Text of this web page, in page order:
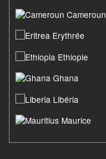
Cameroun
Erythrée
Ethiopie
Ghana
Libéria
Maurice